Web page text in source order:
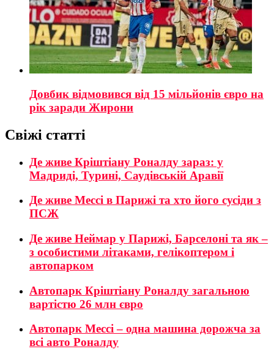
Довбик відмовився від 15 мільйонів євро на
рік заради Жирони
Свіжі статті
Де живе Кріштіану Роналду зараз: у
Мадриді, Турині, Саудівській Аравії
Де живе Мессі в Парижі та хто його сусіди з
ПСЖ
Де живе Неймар у Парижі, Барселоні та як –
з особистими літаками, гелікоптером і
автопарком
Автопарк Кріштіану Роналду загальною
вартістю 26 млн євро
Автопарк Мессі – одна машина дорожча за
всі авто Роналду